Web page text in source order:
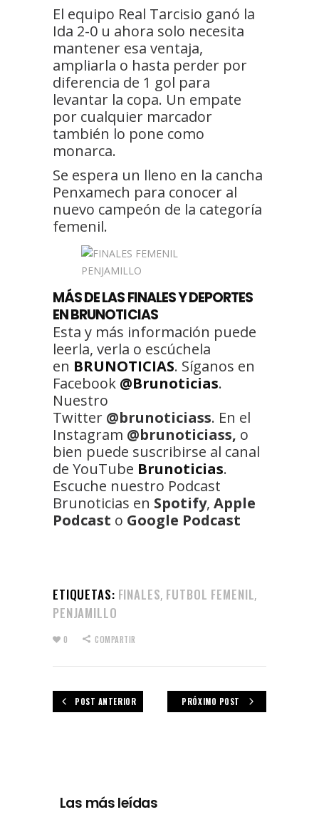
El equipo Real Tarcisio ganó la
Ida 2-0 u ahora solo necesita
mantener esa ventaja,
ampliarla o hasta perder por
diferencia de 1 gol para
levantar la copa. Un empate
por cualquier marcador
también lo pone como
monarca.
Se espera un lleno en la cancha
Penxamech para conocer al
nuevo campeón de la categoría
femenil.
MÁS DE LAS FINALES Y DEPORTES
EN BRUNOTICIAS
Esta y más información puede
leerla, verla o escúchela
en BRUNOTICIAS. Síganos en
Facebook @Brunoticias.
Nuestro
Twitter @brunoticiass. En el
Instagram @brunoticiass, o
bien puede suscribirse al canal
de YouTube Brunoticias.
Escuche nuestro Podcast
Brunoticias en Spotify, Apple
Podcast o Google Podcast
ETIQUETAS: FINALES, FUTBOL FEMENIL,
PENJAMILLO
0 COMPARTIR
POST ANTERIOR PRÓXIMO POST
Las más leídas